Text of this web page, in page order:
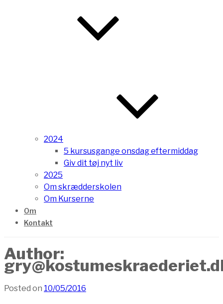
2024
5 kursusgange onsdag eftermiddag
Giv dit tøj nyt liv
2025
Om skrædderskolen
Om Kurserne
Om
Kontakt
Author:
Posted on 10/05/2016